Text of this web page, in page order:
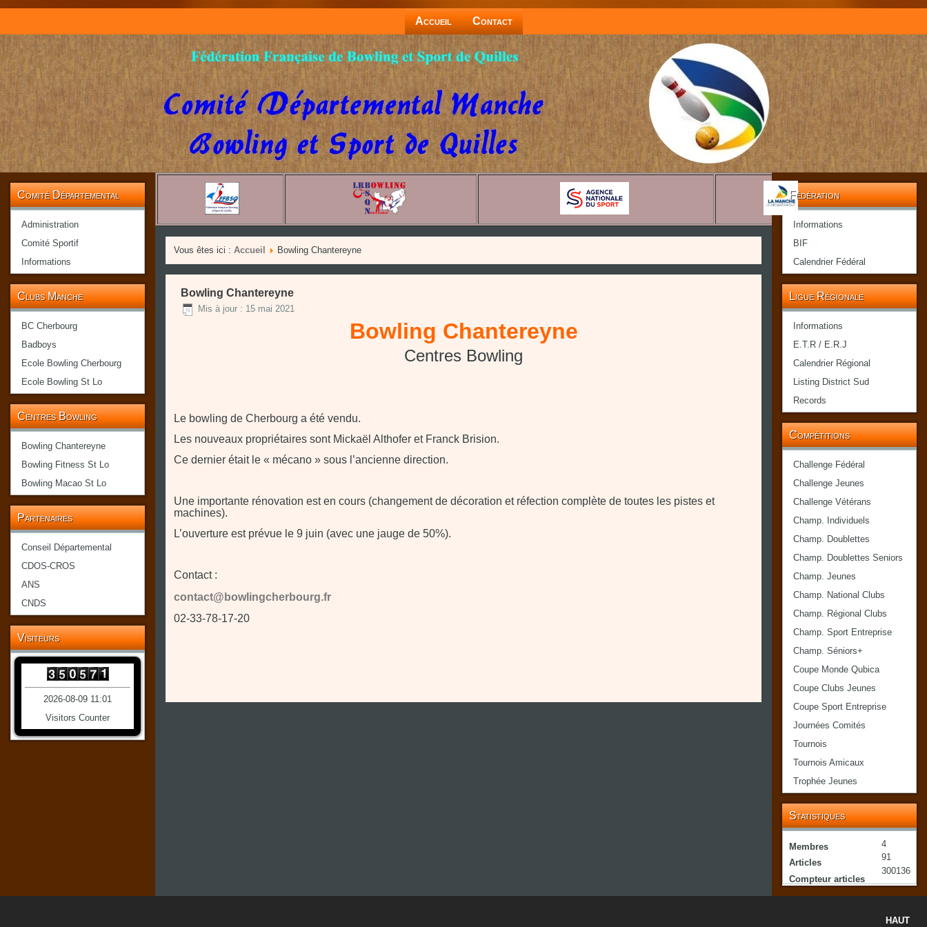
Accueil Contact
Comité Départemental
Administration
Comité Sportif
Informations
Clubs Manche
BC Cherbourg
Badboys
Ecole Bowling Cherbourg
Ecole Bowling St Lo
Centres Bowling
Bowling Chantereyne
Bowling Fitness St Lo
Bowling Macao St Lo
Partenaires
Conseil Départemental
CDOS-CROS
ANS
CNDS
Visiteurs
2026-08-09 11:01
Visitors Counter
Vous êtes ici : Accueil Bowling Chantereyne
Bowling Chantereyne
Mis à jour : 15 mai 2021
Bowling Chantereyne
Centres Bowling
Le bowling de Cherbourg a été vendu.
Les nouveaux propriétaires sont Mickaël Althofer et Franck Brision.
Ce dernier était le « mécano » sous l’ancienne direction.
Une importante rénovation est en cours (changement de décoration et réfection complète de toutes les pistes et
machines).
L’ouverture est prévue le 9 juin (avec une jauge de 50%).
Contact :
contact@bowlingcherbourg.fr
02-33-78-17-20
Fédération
Informations
BIF
Calendrier Fédéral
Ligue Régionale
Informations
E.T.R / E.R.J
Calendrier Régional
Listing District Sud
Records
Compétitions
Challenge Fédéral
Challenge Jeunes
Challenge Vétérans
Champ. Individuels
Champ. Doublettes
Champ. Doublettes Seniors
Champ. Jeunes
Champ. National Clubs
Champ. Régional Clubs
Champ. Sport Entreprise
Champ. Séniors+
Coupe Monde Qubica
Coupe Clubs Jeunes
Coupe Sport Entreprise
Journées Comités
Tournois
Tournois Amicaux
Trophée Jeunes
Statistiques
Membres
4
Articles
91
Compteur articles
300136
HAUT